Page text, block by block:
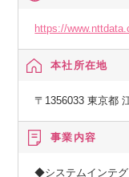
https://
本社所在地
〒1356033 東京都
事業内容
◆システムインテグ